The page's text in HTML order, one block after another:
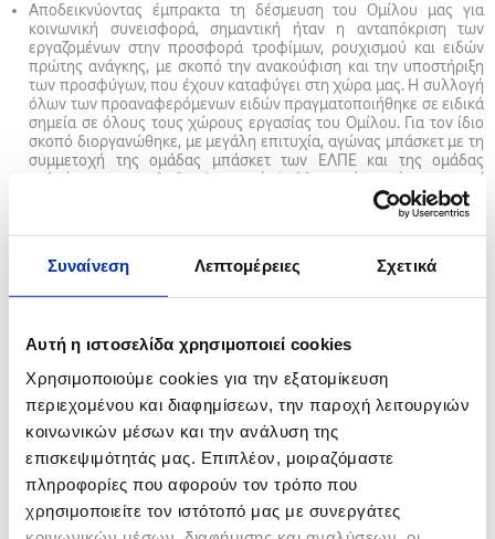
Συναίνεση Λεπτομέρειες Σχετικά
Αυτή η ιστοσελίδα χρησιμοποιεί cookies
Χρησιμοποιούμε cookies για την εξατομίκευση
περιεχομένου και διαφημίσεων, την παροχή λειτουργιών
κοινωνικών μέσων και την ανάλυση της
επισκεψιμότητάς μας. Επιπλέον, μοιραζόμαστε
πληροφορίες που αφορούν τον τρόπο που
χρησιμοποιείτε τον ιστότοπό μας με συνεργάτες
Αποδεικνύοντας έμπρακτα τη δέσμευση του Ομίλου μας για
κοινωνική συνεισφορά, σημαντική ήταν η ανταπόκριση των
εργαζομένων στην προσφορά τροφίμων, ρουχισμού και ειδών
πρώτης ανάγκης, με σκοπό την ανακούφιση και την υποστήριξη
των προσφύγων, που έχουν καταφύγει στη χώρα μας. Η συλλογή
όλων των προαναφερόμενων ειδών πραγματοποιήθηκε σε ειδικά
σημεία σε όλους τους χώρους εργασίας του Ομίλου. Για τον ίδιο
σκοπό διοργανώθηκε, με μεγάλη επιτυχία, αγώνας μπάσκετ με τη
συμμετοχή της ομάδας μπάσκετ των ΕΛΠΕ και της ομάδας
παλαίμαχων καλαθοσφαιριστών/καλλιτεχνών, όπου αντί
εισιτηρίου, οι παρευρισκόμενοι προσέφεραν τρόφιμα και είδη
πρώτης ανάγκης για την υποστήριξη των κέντρων προσωρινής
φιλοξενίας προσφύγων.